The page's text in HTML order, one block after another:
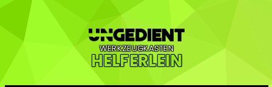
WERKZEUGKASTEN
HELFERLEIN